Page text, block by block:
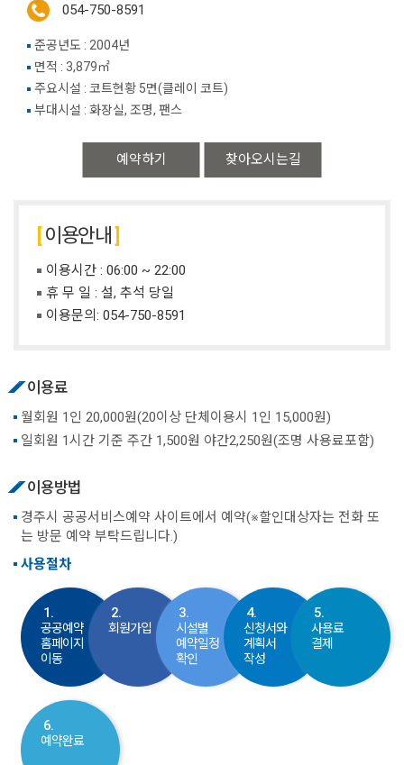
054-750-8591
예약하기 찾아오시는길
준공년도 : 2004년
면적 : 3,879㎡
주요시설 : 코트현황 5면(클레이 코트)
부대시설 : 화장실, 조명, 팬스
이용안내
이용시간 : 06:00 ~ 22:00
휴 무 일 : 설, 추석 당일
이용문의: 054-750-8591
이용료
월회원 1인 20,000원(20이상 단체이용시 1인 15,000원)
일회원 1시간 기준 주간 1,500원 야간2,250원(조명 사용료포함)
이용방법
경주시 공공서비스예약 사이트에서 예약(※할인대상자는 전화 또
는 방문 예약 부탁드립니다.)
사용절차
1.
공공예약
홈페이지
이동
2.
회원가입
3.
시설별
예약일정
확인
4.
신청서와
계획서
작성
5.
사용료
결제
6.
예약완료